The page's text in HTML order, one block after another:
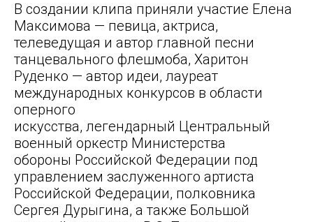
В создании клипа приняли участие Елена
Максимова — певица, актриса,
телеведущая и автор главной песни
танцевального флешмоба, Харитон
Руденко — автор идеи, лауреат
международных конкурсов в области
оперного
искусства, легендарный Центральный
военный оркестр Министерства
обороны Российской Федерации под
управлением заслуженного артиста
Российской Федерации, полковника
Сергея Дурыгина, а также Большой